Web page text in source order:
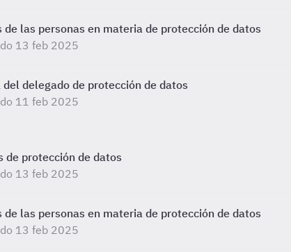
de las personas en materia de protección de datos
13 feb 2025
del delegado de protección de datos
11 feb 2025
de protección de datos
13 feb 2025
de las personas en materia de protección de datos
13 feb 2025